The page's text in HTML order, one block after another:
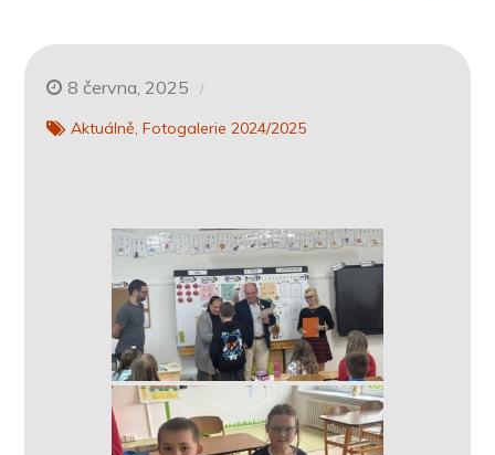
8 června, 2025
Aktuálně Fotogalerie 2024/2025